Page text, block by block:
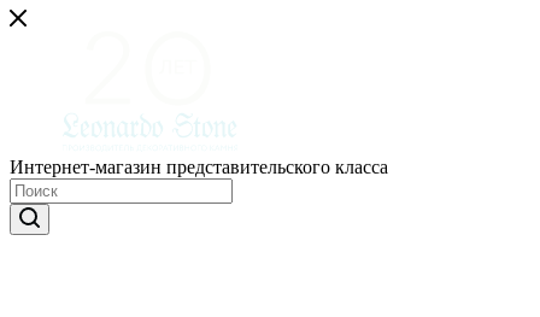
Интернет-магазин представительского класса